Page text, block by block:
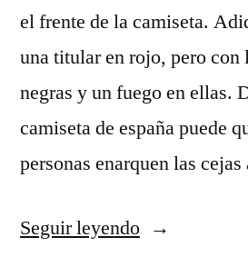
el frente de la camiseta.
una titular en rojo, pero con
negras y un fuego en ellas.
camiseta de españa puede
personas enarquen las
Seguir leyendo«camisetas